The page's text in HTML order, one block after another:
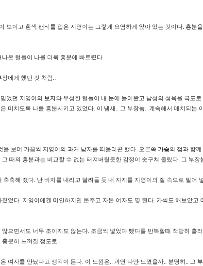
이 보이고 흰색 팬티를 입은 지영이는 그렇게 요염하게 앉아 있는 것이다. 흥분
온 털들이 나를 더욱 흥분에 빠트렸다.
에게 했던 것 처럼..
었던 지영이의 보지 와 무성한 털들이 내 눈에 들어왔고 남성의 성욕을 극도
미치도록 나를 흥분시키고 있었다. 이 냄새.. 그 부장놈.. 계속해서 매치되는
을 보며 가끔씩 지영이의 과거 남자를 떠올리곤 했다. 오른쪽 가슴의 점과 함
때의 흥분과는 비교할 수 없는 터져버릴듯한 감정이 솟구쳐 올랐다. 그 부장
축해 졌다. 난 바지를 내리고 달려들 듯 내 자지를 지영이의 질 속으로 밀어
었다. 지영이에겐 미안하지만 돈주고 자본 여자도 몇 된다. 카섹도 해보았
으면서도 너무 조이지도 않는다. 조금씩 넣었다 뺐다를 반복할때 적당히
분히 느껴질 정도로..
여자를 만났다고 생각이 든다. 이 느낌은.. 과연 나만 느꼈을까.. 분명히.. 그